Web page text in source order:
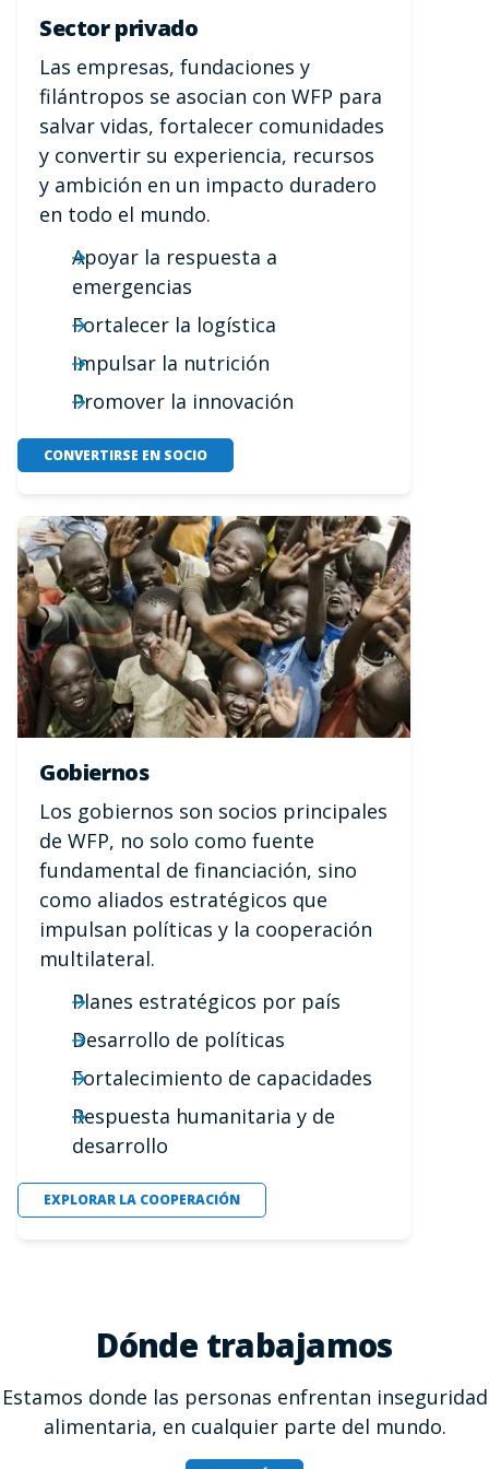
Sector privado
Las empresas, fundaciones y
filántropos se asocian con WFP para
salvar vidas, fortalecer comunidades
y convertir su experiencia, recursos
y ambición en un impacto duradero
en todo el mundo.
Apoyar la respuesta a
emergencias
Fortalecer la logística
Impulsar la nutrición
Promover la innovación
CONVERTIRSE EN SOCIO
Gobiernos
Los gobiernos son socios principales
de WFP, no solo como fuente
fundamental de financiación, sino
como aliados estratégicos que
impulsan políticas y la cooperación
multilateral.
Planes estratégicos por país
Desarrollo de políticas
Fortalecimiento de capacidades
Respuesta humanitaria y de
desarrollo
EXPLORAR LA COOPERACIÓN
Dónde trabajamos
Estamos donde las personas enfrentan inseguridad
alimentaria, en cualquier parte del mundo.